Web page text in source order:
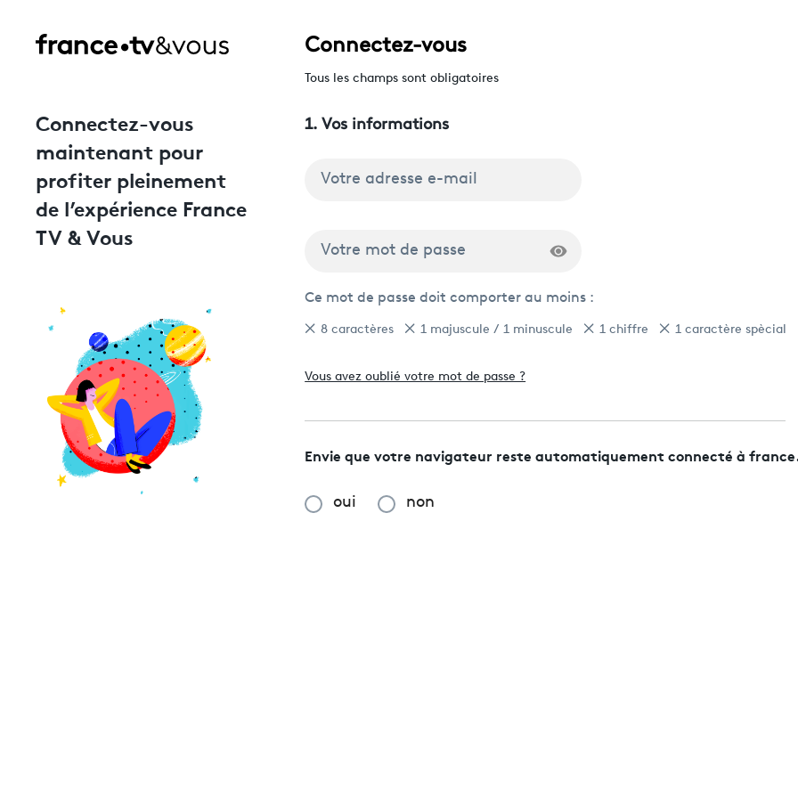
Connectez-vous
maintenant pour
profiter pleinement
de l’expérience France
TV & Vous
Connectez-vous
Tous les champs sont obligatoires
1. Vos informations
Votre adresse e-mail
Votre mot de passe
Ce mot de passe doit comporter au moins :
8 caractères 1 majuscule / 1 minuscule 1 chiffre 1 caractère spècial
Vous avez oublié votre mot de passe ?
Envie que votre navigateur reste automatiquement connecté à
oui non